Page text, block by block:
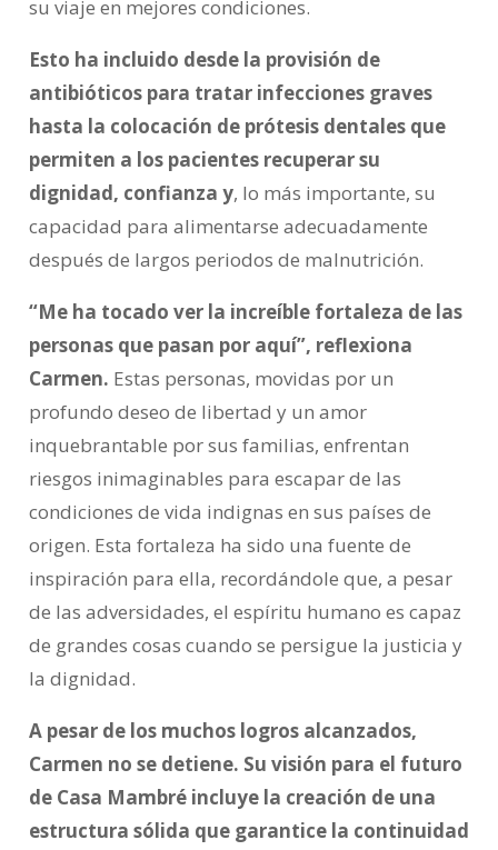
su viaje en mejores condiciones.
Esto ha incluido desde la provisión de
antibióticos para tratar infecciones graves
hasta la colocación de prótesis dentales que
permiten a los pacientes recuperar su
dignidad, confianza y, lo más importante, su
capacidad para alimentarse adecuadamente
después de largos periodos de malnutrición.
“Me ha tocado ver la increíble fortaleza de las
personas que pasan por aquí”, reflexiona
Carmen. Estas personas, movidas por un
profundo deseo de libertad y un amor
inquebrantable por sus familias, enfrentan
riesgos inimaginables para escapar de las
condiciones de vida indignas en sus países de
origen. Esta fortaleza ha sido una fuente de
inspiración para ella, recordándole que, a pesar
de las adversidades, el espíritu humano es capaz
de grandes cosas cuando se persigue la justicia y
la dignidad.
A pesar de los muchos logros alcanzados,
Carmen no se detiene. Su visión para el futuro
de Casa Mambré incluye la creación de una
estructura sólida que garantice la continuidad